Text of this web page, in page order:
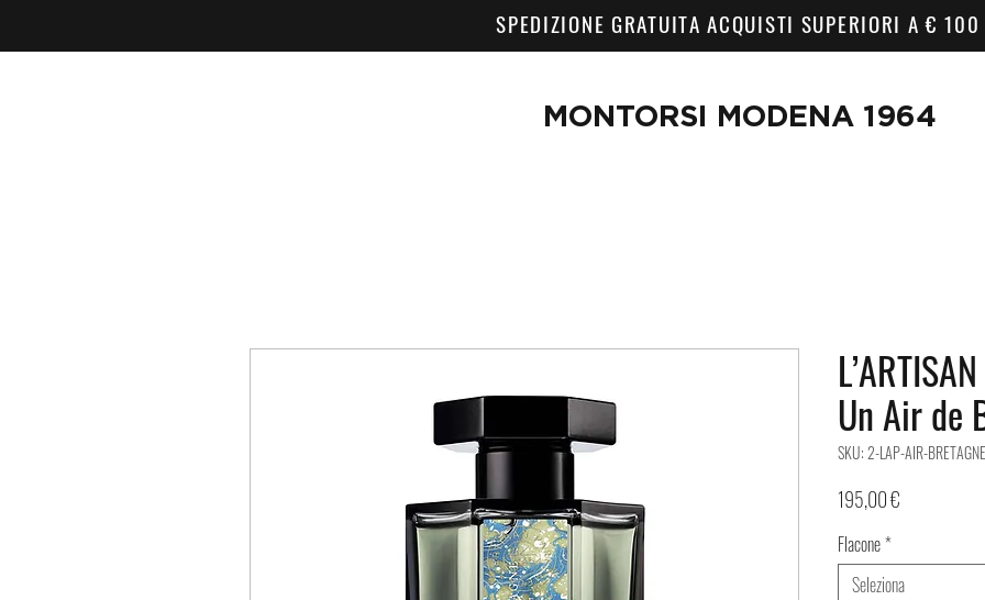
SPEDIZIONE GRATUITA ACQUISTI SUPERIORI A € 100
MONTORSI MODENA 1964
Un Air de
SKU: 2-LAP-AIR-
195,00 €
Flacone*
Seleziona